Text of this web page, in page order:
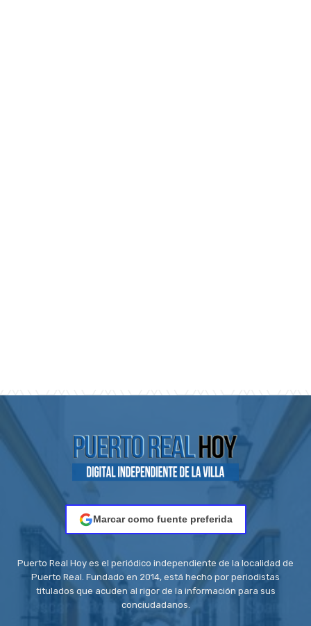
Marcar como fuente preferida
Puerto Real Hoy es el periódico independiente de la localidad de
Puerto Real. Fundado en 2014, está hecho por periodistas
titulados que acuden al rigor de la información para sus
conciudadanos.